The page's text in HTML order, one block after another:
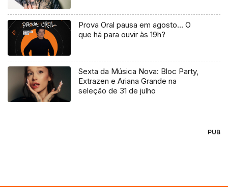
Prova Oral pausa em agosto… O
que há para ouvir às 19h?
Sexta da Música Nova: Bloc Party,
Extrazen e Ariana Grande na
seleção de 31 de julho
PUB